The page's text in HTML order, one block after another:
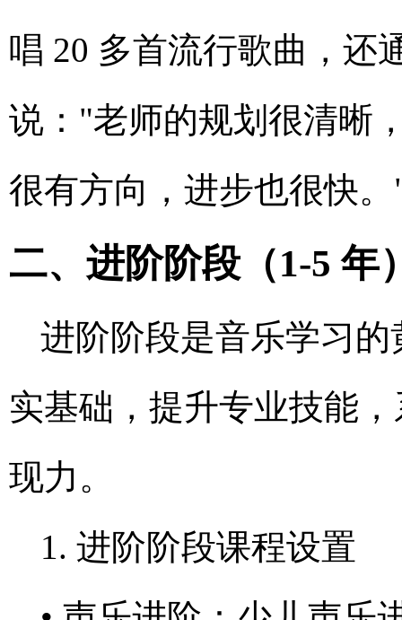
唱 20 多首流行歌曲，还
说："老师的规划很清晰
很有方向，进步也很快
二、进阶阶段（1-5 年
进阶阶段是音乐学习
实基础，提升专业技能
现力。
1. 进阶阶段课程设置